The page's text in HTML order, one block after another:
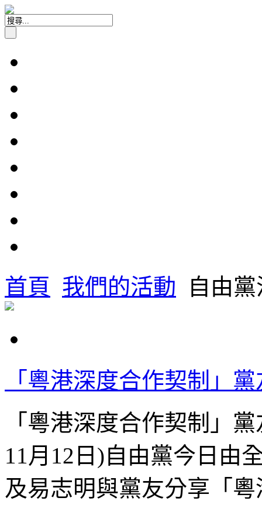
首頁 我們的活動 自由
「粵港深度合作契制」
「粵港深度合作契制」
11月12日)自由黨今日由
及易志明與黨友分享「